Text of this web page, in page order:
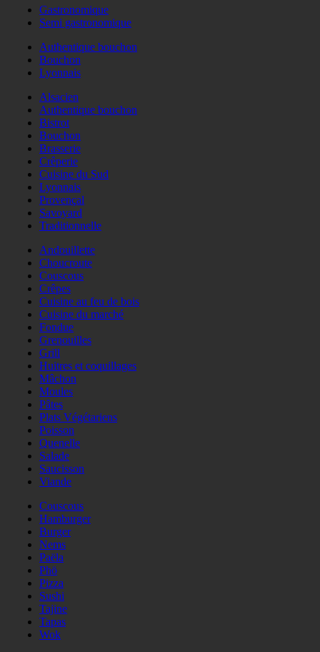
Gastronomique
Semi gastronomique
Authentique bouchon
Bouchon
Lyonnais
Alsacien
Authentique bouchon
Bistrot
Bouchon
Brasserie
Crêperie
Cuisine du Sud
Lyonnais
Provençal
Savoyard
Traditionnelle
Andouillette
Choucroute
Couscous
Crêpes
Cuisine au feu de bois
Cuisine du marché
Fondue
Grenouilles
Grill
Huitres et coquillages
Mâchon
Moules
Pâtes
Plats Végétariens
Poisson
Quenelle
Salade
Saucisson
Viande
Couscous
Hamburger
Burger
Nems
Paëla
Phö
Pizza
Sushi
Tajine
Tapas
Wok